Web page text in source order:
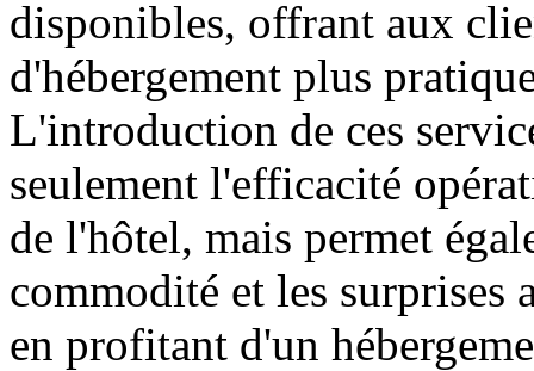
disponibles, offrant aux
d'hébergement plus
L'introduction de ces
seulement l'efficacité
de l'hôtel, mais permet
commodité et les surprises
en profitant d'un